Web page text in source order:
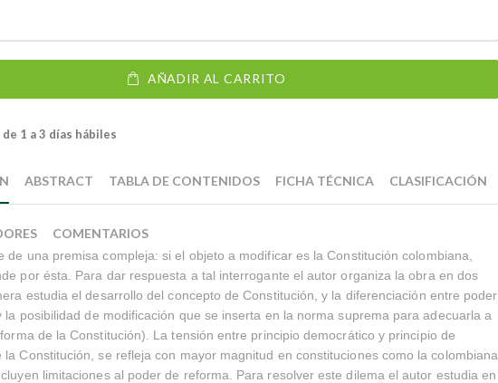
AÑADIR AL CARRITO
1 a 3 días hábiles
de una premisa compleja: si el objeto a modificar es la Constitución colombiana,
por ésta. Para dar respuesta a tal interrogante el autor organiza la obra en dos
estudia el desarrollo del concepto de Constitución, y la diferenciación entre poder
la posibilidad de modificación que se inserta en la norma suprema para adecuarla a
de la Constitución). La tensión entre principio democrático y principio de
Constitución, se refleja con mayor magnitud en constituciones como la colombiana,
limitaciones al poder de reforma. Para resolver este dilema el autor estudia en
ABSTRACT TABLA DE CONTENIDOS FICHA TÉCNICA CLASIFICACIÓN
COMENTARIOS